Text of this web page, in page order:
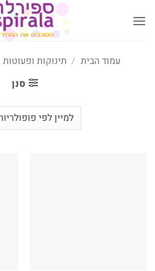
לתוכן
עמוד הבית / תינוקות ופעוטות
סנן